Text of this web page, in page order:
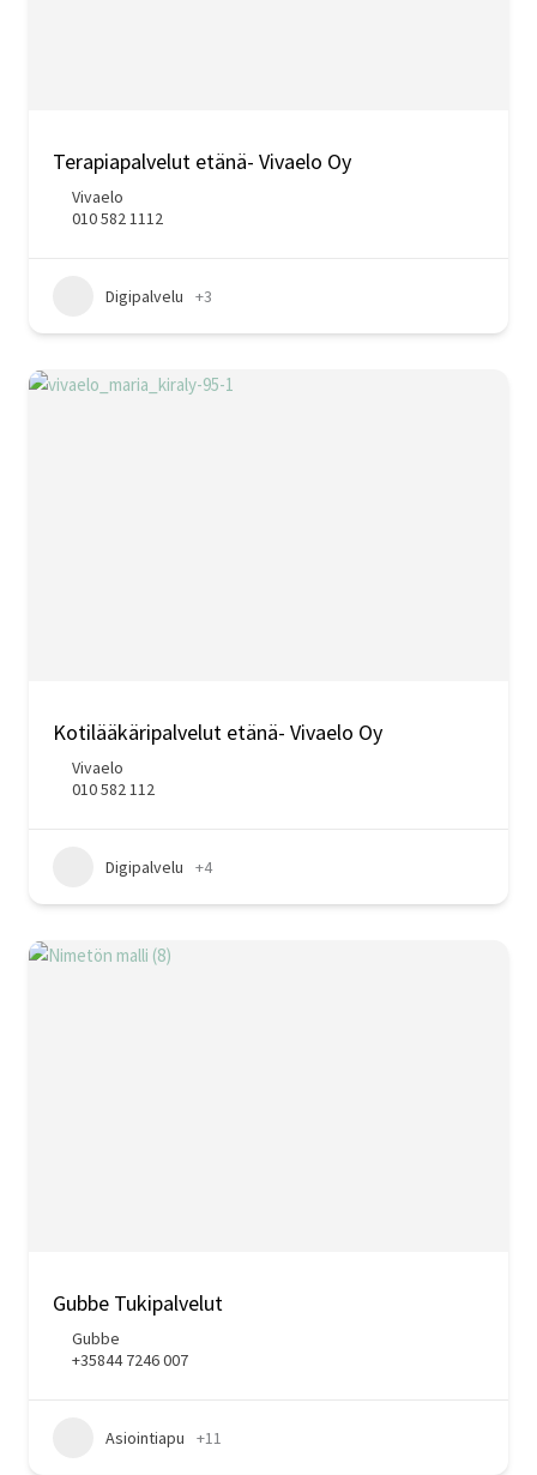
Terapiapalvelut etänä- Vivaelo Oy
Vivaelo
010 582 1112
Digipalvelu +3
Kotilääkäripalvelut etänä- Vivaelo Oy
Vivaelo
010 582 112
Digipalvelu +4
Gubbe Tukipalvelut
Gubbe
+35844 7246 007
Asiointiapu +11